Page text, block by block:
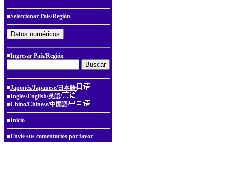
■Seleccionar País/Región
■Ingresar País/Región
■Japonés/Japanese/日本語/
■Inglés/English/英語/
■Chino/Chinese/中国語/
■Inicio
■Envíe sus comentarios por favor